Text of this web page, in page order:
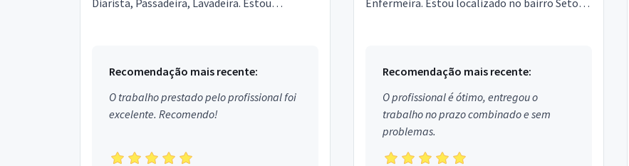
Diarista, Passadeira, Lavadeira. Estou
Recomendação mais recente:
O trabalho prestado pelo profissional foi
excelente. Recomendo!
Enfermeira. Estou localizado no bairro Setor
Recomendação mais recente:
O profissional é ótimo, entregou o
trabalho no prazo combinado e sem
problemas.